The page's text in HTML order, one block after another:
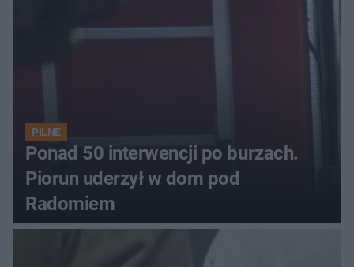
PILNE
Ponad 50 interwencji po burzach.
Piorun uderzył w dom pod
Radomiem